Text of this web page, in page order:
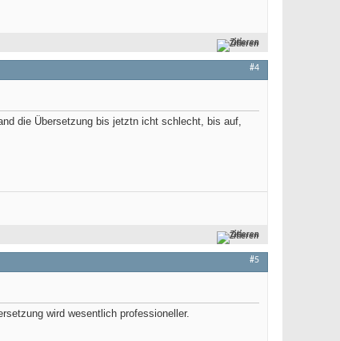
Zitieren
#4
die Übersetzung bis jetztn icht schlecht, bis auf,
Zitieren
#5
wird wesentlich professioneller.